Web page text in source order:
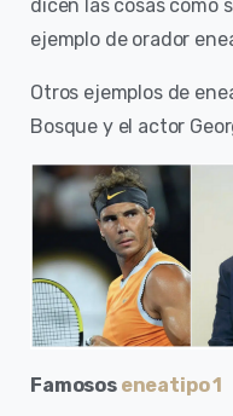
dicen las cosas cómo
ejemplo de orador
Otros ejemplos de
Bosque y el actor
Famosos eneatipo 1